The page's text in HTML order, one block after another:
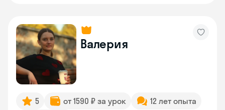
Валерия
5 от 1590 ₽ за урок
12 лет опыта